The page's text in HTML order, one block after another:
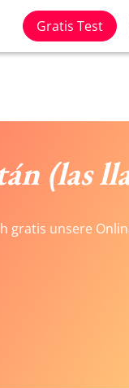
Gratis Test
(las
gratis unsere